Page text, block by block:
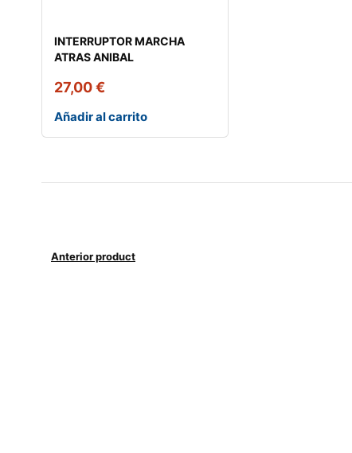
INTERRUPTOR MARCHA
ATRAS ANIBAL
27,00€
Añadir al carrito
Anterior product